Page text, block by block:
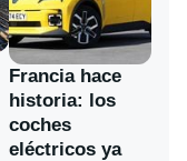
Francia hace
historia: los
coches
eléctricos ya